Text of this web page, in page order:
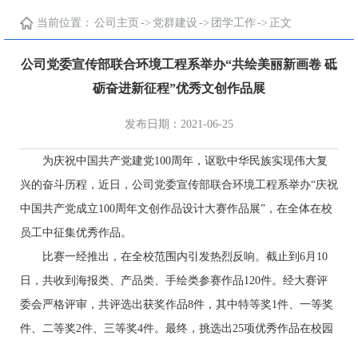
当前位置： 公司主页 -> 党群建设 -> 团学工作-> 正文
公司党委宣传部联合环境工程系举办“共绘美丽新画卷 砥
砺奋进新征程”优秀文创作品展
发布日期：2021-06-25
为庆祝中国共产党建党100周年，讴歌中华民族实现伟大复
兴的奋斗历程，近日，公司党委宣传部联合环境工程系举办“庆祝
中国共产党成立100周年文创作品设计大赛作品展”，在全体在校
员工中征集优秀作品。
比赛一经推出，在全校范围内引发热烈反响。截止到6月10
日，共收到海报类、产品类、手绘类参赛作品120件。经大赛评
委会严格评审，共评选出获奖作品8件，其中特等奖1件、一等奖
件、二等奖2件、三等奖4件。最终，挑选出25项优秀作品在校园